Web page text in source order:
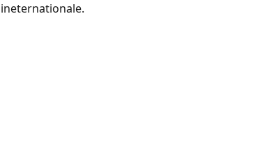
ineternationale.